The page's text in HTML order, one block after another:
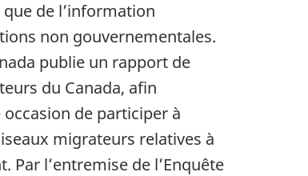
de l’information
non gouvernementales.
publie un rapport de
du Canada, afin
de participer à
migrateurs relatives à
l’entremise de l’Enquête